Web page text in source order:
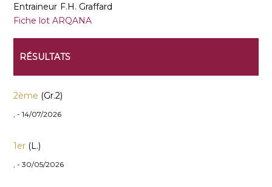
Entraineur F.H. Graffard
Fiche lot ARQANA
RÉSULTATS
2ème (Gr.2)
, - 14/07/2026
1er (L.)
, - 30/05/2026